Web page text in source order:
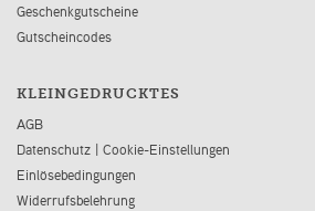
Geschenkgutscheine
Gutscheincodes
KLEINGEDRUCKTES
AGB
Datenschutz | Cookie-Einstellungen
Einlösebedingungen
Widerrufsbelehrung